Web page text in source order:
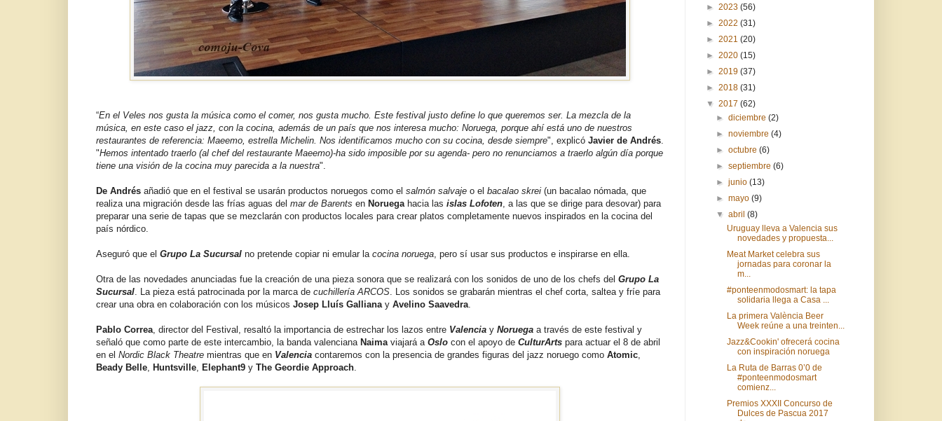
“En el Veles nos gusta la música como el comer, nos gusta mucho. Este festival justo define lo que queremos ser. La mezcla de la
música, en este caso el jazz, con la cocina, además de un país que nos interesa mucho: Noruega, porque ahí está uno de nuestros
restaurantes de referencia: Maeemo, estrella Michelin. Nos identificamos mucho con su cocina, desde siempre", explicó Javier de Andrés
"Hemos intentado traerlo (al chef del restaurante Maeemo)-ha sido imposible por su agenda- pero no renunciamos a traerlo algún día porque
tiene una visión de la cocina muy parecida a la nuestra".
De Andrés añadió que en el festival se usarán productos noruegos como el salmón salvaje o el bacalao skrei (un bacalao nómada, que
realiza una migración desde las frías aguas del mar de Barents en Noruega hacia las islas Lofoten , a las que se dirige para desovar) para
preparar una serie de tapas que se mezclarán con productos locales para crear platos completamente nuevos inspirados en la cocina del
país nórdico.
Aseguró que el Grupo La Sucursal no pretende copiar ni emular la cocina noruega , pero sí usar sus productos e inspirarse en ella.
Otra de las novedades anunciadas fue la creación de una pieza sonora que se realizará con los sonidos de uno de los chefs del Grupo La
Sucursal . La pieza está patrocinada por la marca de cuchillería ARCOS . Los sonidos se grabarán mientras el chef corta, saltea y fríe para
crear una obra en colaboración con los músicos Josep Lluís Galliana y Avelino Saavedra
Pablo Correa , director del Festival, resaltó la importancia de estrechar los lazos entre Valencia y Noruega a través de este festival y
señaló que como parte de este intercambio, la banda valenciana Naima viajará a Oslo con el apoyo de CulturArts para actuar el 8 de abril
en el Nordic Black Theatre mientras que en Valencia contaremos con la presencia de grandes figuras del jazz noruego como Atomic
Beady Belle Huntsville Elephant9 y The Geordie Approach
► 2023 (56)
► 2022 (31)
► 2021 (20)
► 2020 (15)
► 2019 (37)
► 2018 (31)
▼ 2017 (62)
►diciembre(2)
►noviembre(4)
►octubre(6)
►septiembre(6)
►junio(13)
►mayo(9)
▼abril(8)
Uruguay lleva a Valencia sus
novedades y propuesta...
Meat Market celebra sus
jornadas para coronar la
m...
#ponteenmodosmart: la tapa
solidaria llega a Casa ...
La primera València Beer
Week reúne a una treinten...
Jazz&Cookin' ofrecerá cocina
con inspiración noruega
La Ruta de Barras 0’0 de
#ponteenmodosmart
comienz...
Premios XXXII Concurso de
Dulces de Pascua 2017